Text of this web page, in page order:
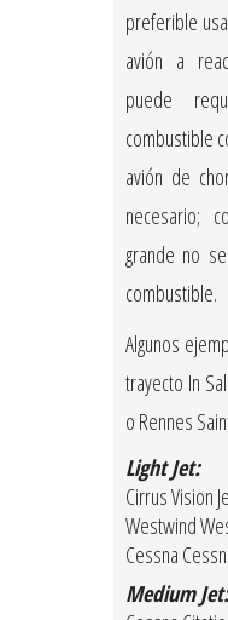
preferible
avión a
puede
combustible
avión de
necesario;
grande no
combustible.
Algunos
trayecto In
o Rennes
Light Jet:
Cirrus Vision
Westwind
Cessna
Medium Jet: